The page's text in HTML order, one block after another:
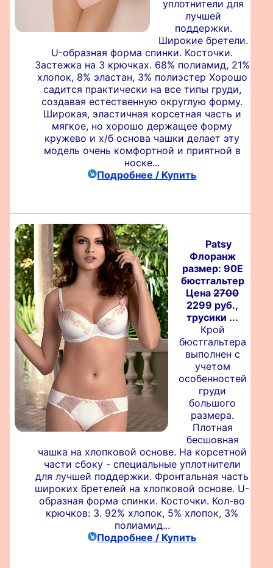
уплотнители для
лучшей
поддержки.
Широкие бретели.
U-образная форма спинки. Косточки.
Застежка на 3 крючках. 68% полиамид, 21%
хлопок, 8% эластан, 3% полиэстер Хорошо
садится практически на все типы груди,
создавая естественную округлую форму.
Широкая, эластичная корсетная часть и
мягкое, но хорошо держащее форму
кружево и х/б основа чашки делает эту
модель очень комфортной и приятной в
носке...
Подробнее / Купить
Patsy
Флоранж
размер: 90E
бюстгальтер
Цена2700
2299 руб.,
трусики ...
Крой
бюстгальтера
выполнен с
учетом
особенностей
груди
большого
размера.
Плотная
бесшовная
чашка на хлопковой основе. На корсетной
части сбоку - специальные уплотнители
для лучшей поддержки. Фронтальная часть
широких бретелей на хлопковой основе. U-
образная форма спинки. Косточки. Кол-во
крючков: 3. 92% хлопок, 5% хлопок, 3%
полиамид...
Подробнее / Купить